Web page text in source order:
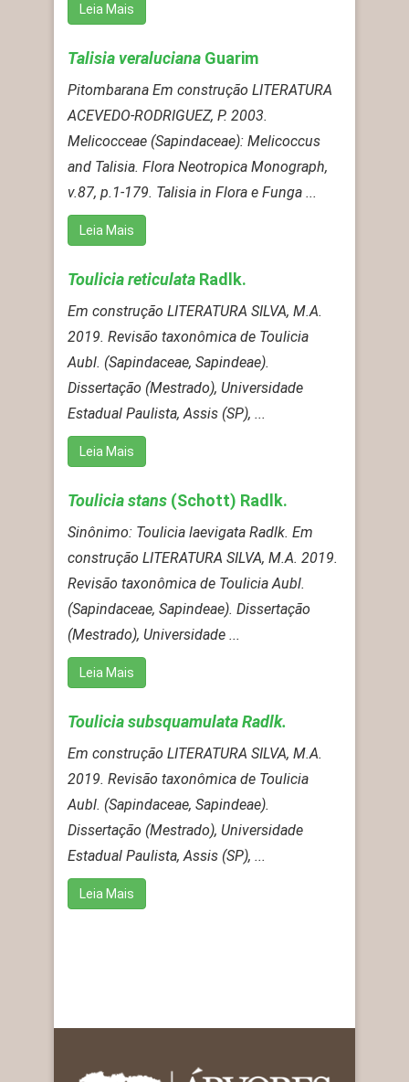
Leia Mais
Talisia veraluciana Guarim
Pitombarana Em construção LITERATURA
ACEVEDO-RODRIGUEZ, P. 2003.
Melicocceae (Sapindaceae): Melicoccus
and Talisia. Flora Neotropica Monograph,
v.87, p.1-179. Talisia in Flora e Funga ...
Leia Mais
Toulicia reticulata Radlk.
Em construção LITERATURA SILVA, M.A.
2019. Revisão taxonômica de Toulicia
Aubl. (Sapindaceae, Sapindeae).
Dissertação (Mestrado), Universidade
Estadual Paulista, Assis (SP), ...
Leia Mais
Toulicia stans (Schott) Radlk.
Sinônimo: Toulicia laevigata Radlk. Em
construção LITERATURA SILVA, M.A. 2019.
Revisão taxonômica de Toulicia Aubl.
(Sapindaceae, Sapindeae). Dissertação
(Mestrado), Universidade ...
Leia Mais
Toulicia subsquamulata Radlk.
Em construção LITERATURA SILVA, M.A.
2019. Revisão taxonômica de Toulicia
Aubl. (Sapindaceae, Sapindeae).
Dissertação (Mestrado), Universidade
Estadual Paulista, Assis (SP), ...
Leia Mais